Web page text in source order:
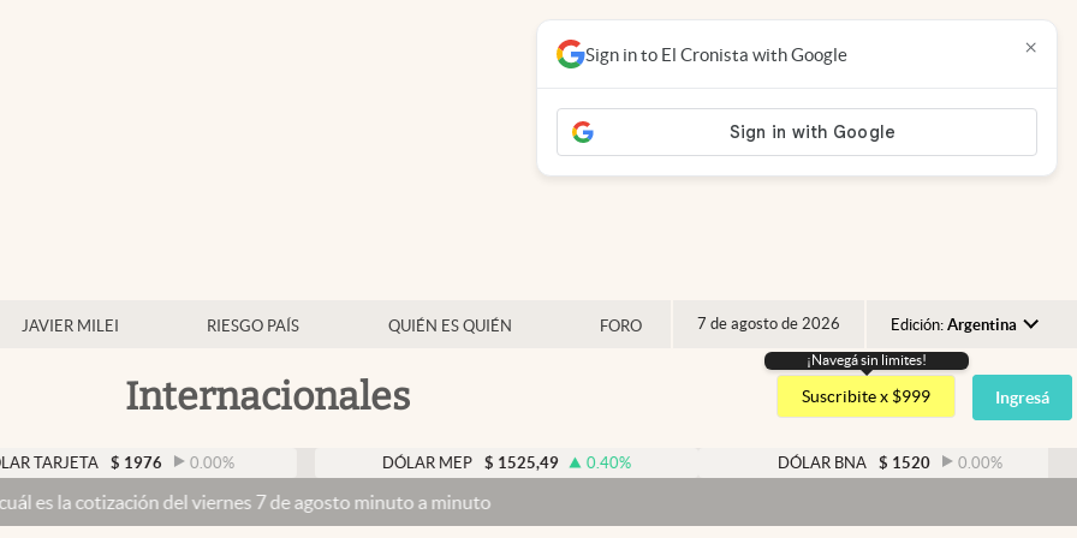
JAVIER MILEI RIESGO PAÍS QUIÉN ES QUIÉN FORO 7 de agosto de 2026 Edición: Argentina
Argentina
España
USA
Internacionales
¡Navegá sin limites!
Suscribite x $999 Ingresá
$ 1976 0.00% DÓLAR MEP $ 1525,49 0.40% DÓLAR BNA $ 1520 0.00%
del viernes 7 de agosto minuto a minuto
Sign in to El Cronista with Google ×